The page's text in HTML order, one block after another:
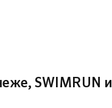
SWIMRUN и